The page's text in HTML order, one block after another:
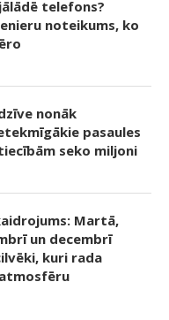
telefons?
noteikums, ko
nonāk
pasaules
seko miljoni
Martā,
un decembrī
kuri rada